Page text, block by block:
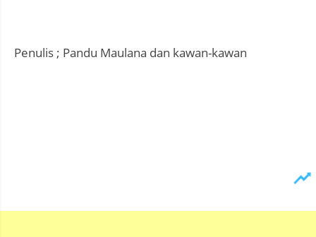
Penulis ; Pandu Maulana dan kawan-kawan